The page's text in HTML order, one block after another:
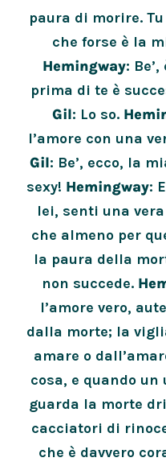
paura di morire. Tu
che forse è la
Hemingway:
prima di te è
Gil: Lo so.
l’amore con una
Gil: Be’, ecco, la
sexy! Hemingway:
lei, senti una
che almeno per
la paura della
non succede.
l’amore vero,
dalla morte; la
amare o
cosa, e quando un
guarda la morte
cacciatori di
che è davvero